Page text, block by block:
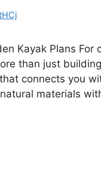
Kayak Plans For
than just
connects you
materials